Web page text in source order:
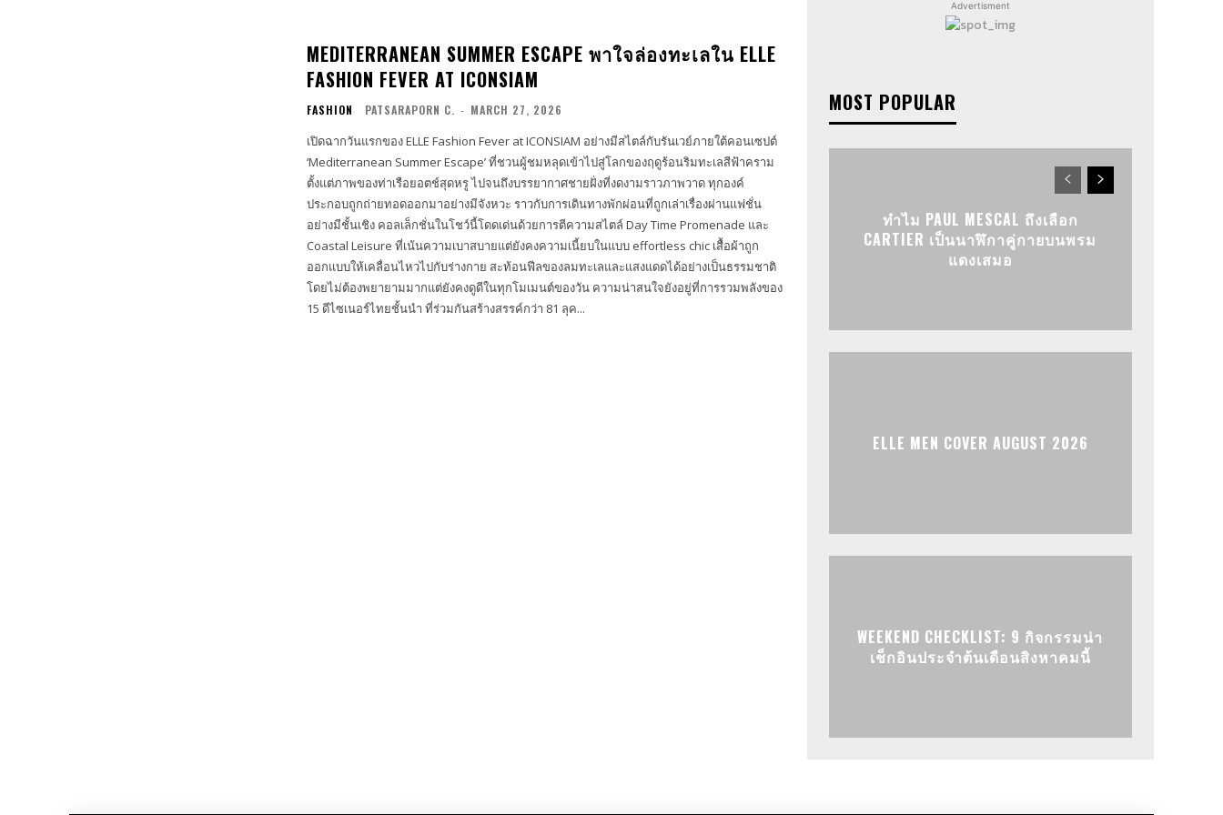
MEDITERRANEAN SUMMER ESCAPE พาใจล่องทะเลใน ELLE
FASHION FEVER AT ICONSIAM
FASHION PATSARAPORN C. - MARCH 27, 2026
เปิดฉากวันแรกของ ELLE Fashion Fever at ICONSIAM อย่างมีสไตล์กับรันเวย์ภายใต้คอนเซปต์
‘Mediterranean Summer Escape’ ที่ชวนผู้ชมหลุดเข้าไปสู่โลกของฤดูร้อนริมทะเลสีฟ้าคราม
ตั้งแต่ภาพของท่าเรือยอตช์สุดหรู ไปจนถึงบรรยากาศชายฝั่งที่งดงามราวภาพวาด ทุกองค์
ประกอบถูกถ่ายทอดออกมาอย่างมีจังหวะ ราวกับการเดินทางพักผ่อนที่ถูกเล่าเรื่องผ่านแฟชั่น
อย่างมีชั้นเชิง คอลเล็กชั่นในโชว์นี้โดดเด่นด้วยการตีความสไตล์ Day Time Promenade และ
Coastal Leisure ที่เน้นความเบาสบายแต่ยังคงความเนี้ยบในแบบ effortless chic เสื้อผ้าถูก
ออกแบบให้เคลื่อนไหวไปกับร่างกาย สะท้อนฟีลของลมทะเลและแสงแดดได้อย่างเป็นธรรมชาติ
โดยไม่ต้องพยายามมากแต่ยังคงดูดีในทุกโมเมนต์ของวัน ความน่าสนใจยังอยู่ที่การรวมพลังของ
15 ดีไซเนอร์ไทยชั้นนำ ที่ร่วมกันสร้างสรรค์กว่า 81 ลุค...
Advertisment
MOST POPULAR
ทำไม PAUL MESCAL ถึงเลือก
CARTIER เป็นนาฬิกาคู่กายบนพรม
แดงเสมอ
ELLE MEN COVER AUGUST 2026
WEEKEND CHECKLIST: 9 กิจกรรมน่า
เช็กอินประจำต้นเดือนสิงหาคมนี้